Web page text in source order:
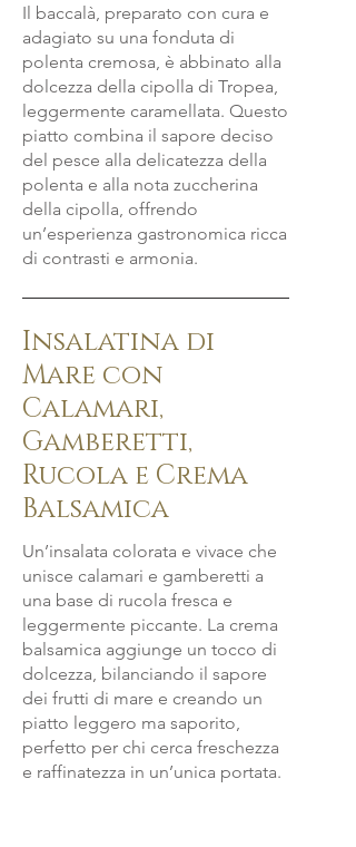
Il baccalà, preparato con cura e
adagiato su una fonduta di
polenta cremosa, è abbinato alla
dolcezza della cipolla di Tropea,
leggermente caramellata. Questo
piatto combina il sapore deciso
del pesce alla delicatezza della
polenta e alla nota zuccherina
della cipolla, offrendo
un’esperienza gastronomica ricca
di contrasti e armonia.
Insalatina di
Mare con
Calamari,
Gamberetti,
Rucola e Crema
Balsamica
Un’insalata colorata e vivace che
unisce calamari e gamberetti a
una base di rucola fresca e
leggermente piccante. La crema
balsamica aggiunge un tocco di
dolcezza, bilanciando il sapore
dei frutti di mare e creando un
piatto leggero ma saporito,
perfetto per chi cerca freschezza
e raffinatezza in un’unica portata.